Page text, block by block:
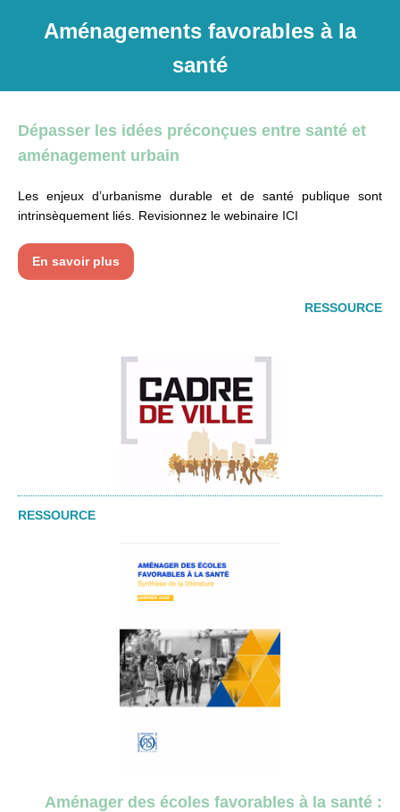
Aménagements favorables à la
santé
Dépasser les idées préconçues entre santé et
aménagement urbain
Les enjeux d’urbanisme durable et de santé publique sont
intrinsèquement liés. Revisionnez le webinaire ICI
En savoir plus
RESSOURCE
RESSOURCE
Aménager des écoles favorables à la santé :